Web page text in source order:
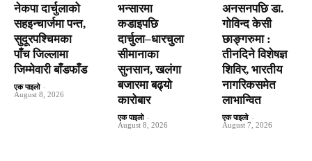
नेकपा दार्चुलाको
सहइन्चार्जमा पन्त,
सुदूरपश्चिमका
पाँच जिल्लामा
जिम्मेवारी बाँडफाँड
एक पाइलो -
August 8, 2026
भन्सारमा
कडाइपछि
दार्चुला–धारचुला
सीमानाका
सुनसान, खलंगा
बजारमा बढ्यो
कारोबार
एक पाइलो -
August 8, 2026
अनसनपछि डा.
गोविन्द केसी
छाङ्गरुमा :
तीनदिने विशेषज्ञ
शिविर, भारतीय
नागरिकसमेत
लाभान्वित
एक पाइलो -
August 7, 2026